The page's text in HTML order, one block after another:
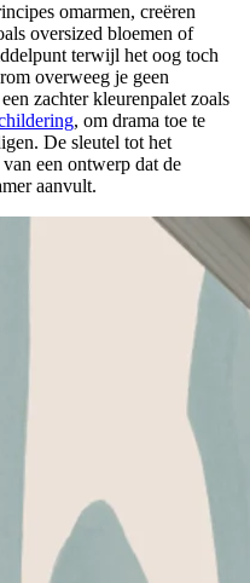
omarmen, creëren
oversized bloemen of
terwijl het oog toch
overweeg je geen
zachter kleurenpalet zoals
, om drama toe te
De sleutel tot het
een ontwerp dat de
aanvult.